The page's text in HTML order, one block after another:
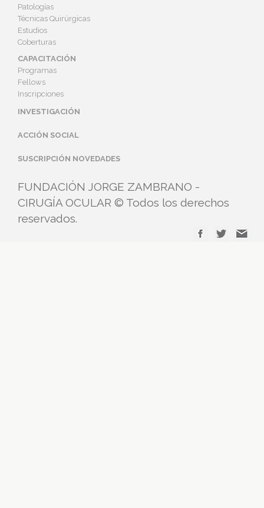
Patologías
Técnicas Quirúrgicas
Estudios
Coberturas
CAPACITACIÓN
Programas
Fellows
Inscripciones
INVESTIGACIÓN
ACCIÓN SOCIAL
SUSCRIPCIÓN NOVEDADES
FUNDACIÓN JORGE ZAMBRANO -
CIRUGÍA OCULAR © Todos los derechos
reservados.